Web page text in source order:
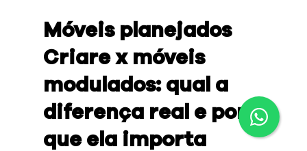
Móveis planejados
Criare x móveis
modulados: qual a
diferença real e por
que ela importa